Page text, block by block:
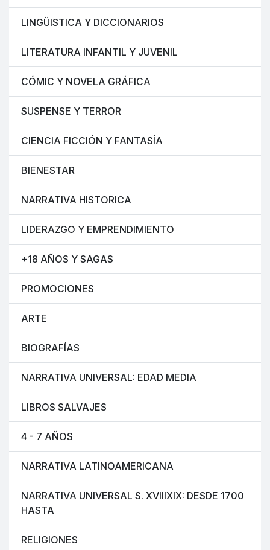
LINGÜISTICA Y DICCIONARIOS
LITERATURA INFANTIL Y JUVENIL
CÓMIC Y NOVELA GRÁFICA
SUSPENSE Y TERROR
CIENCIA FICCIÓN Y FANTASÍA
BIENESTAR
NARRATIVA HISTORICA
LIDERAZGO Y EMPRENDIMIENTO
+18 AÑOS Y SAGAS
PROMOCIONES
ARTE
BIOGRAFÍAS
NARRATIVA UNIVERSAL: EDAD MEDIA
LIBROS SALVAJES
4 - 7 AÑOS
NARRATIVA LATINOAMERICANA
NARRATIVA UNIVERSAL S. XVIIIXIX: DESDE 1700
HASTA
RELIGIONES